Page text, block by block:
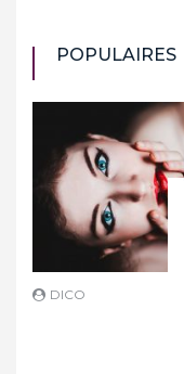
POPULAIRES
DICO